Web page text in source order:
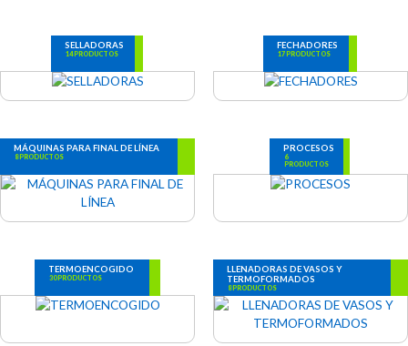
SELLADORAS
14 PRODUCTOS
FECHADORES
17 PRODUCTOS
MÁQUINAS PARA FINAL DE LÍNEA
8 PRODUCTOS
PROCESOS
6
PRODUCTOS
TERMOENCOGIDO
30 PRODUCTOS
LLENADORAS DE VASOS Y
TERMOFORMADOS
8 PRODUCTOS